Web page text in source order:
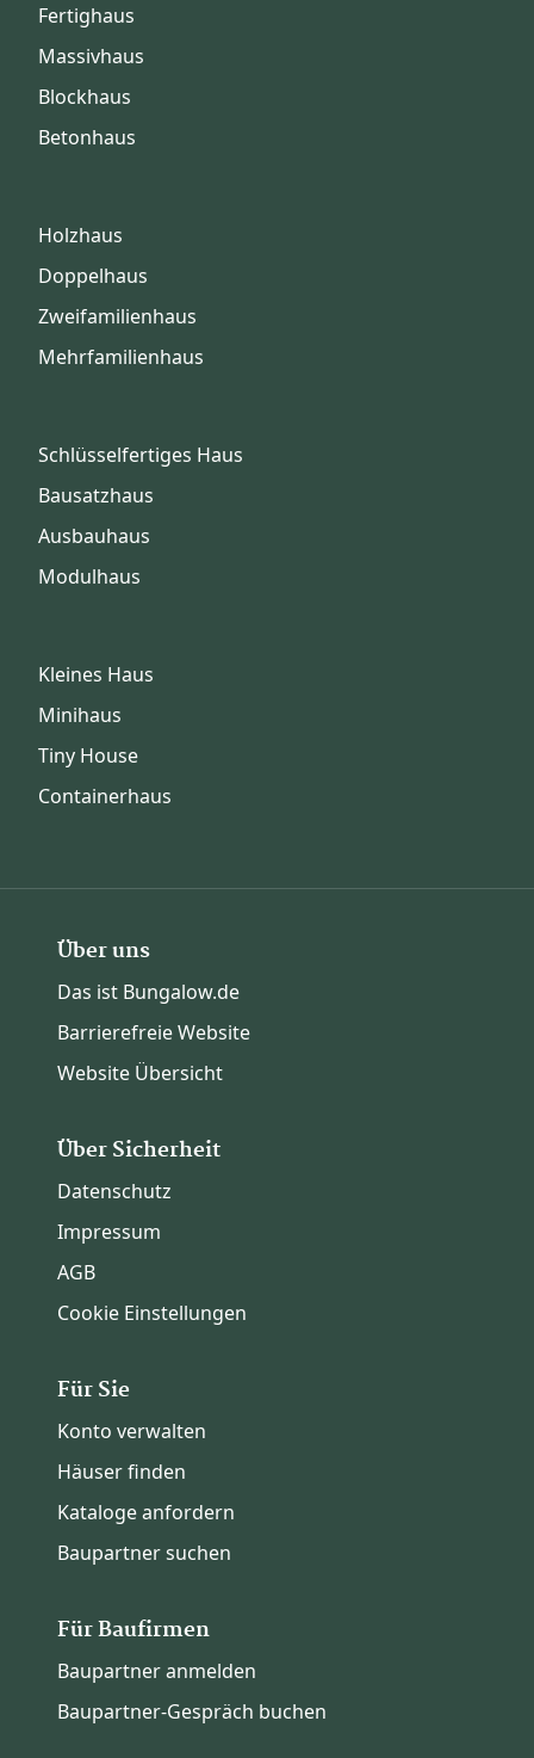
Fertighaus
Massivhaus
Blockhaus
Betonhaus
Holzhaus
Doppelhaus
Zweifamilienhaus
Mehrfamilienhaus
Schlüsselfertiges Haus
Bausatzhaus
Ausbauhaus
Modulhaus
Kleines Haus
Minihaus
Tiny House
Containerhaus
Über uns
Das ist Bungalow.de
Barrierefreie Website
Website Übersicht
Über Sicherheit
Datenschutz
Impressum
AGB
Cookie Einstellungen
Für Sie
Konto verwalten
Häuser finden
Kataloge anfordern
Baupartner suchen
Für Baufirmen
Baupartner anmelden
Baupartner-Gespräch buchen